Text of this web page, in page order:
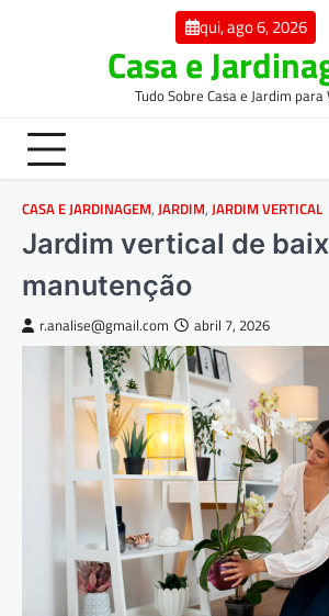
qui, ago 6, 2026
Casa e
Tudo Sobre Casa e Jardim para
CASA E JARDINAGEM, JARDIM, JARDIM VERTICAL
Jardim vertical de
manutenção
r.analise@gmail.com abril 7, 2026